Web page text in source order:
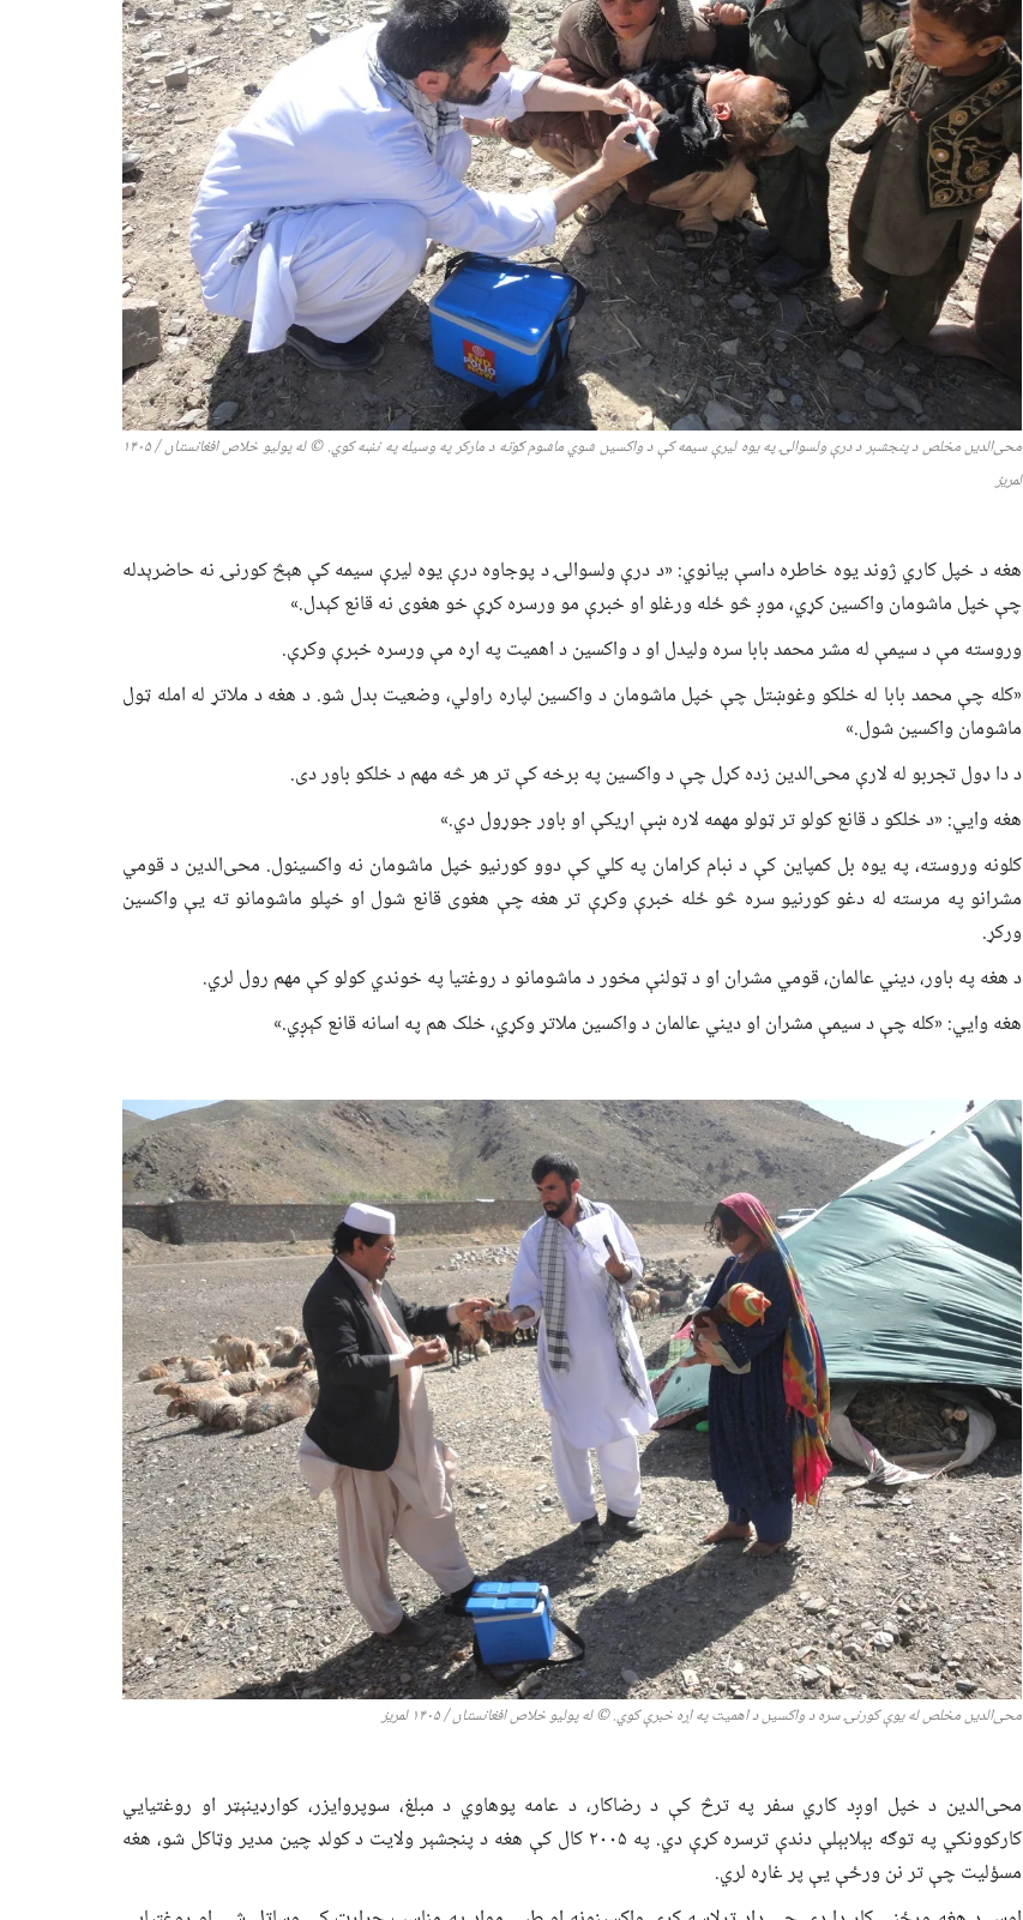
محی‌الدین مخلص د پنجشېر د درې ولسوالۍ په یوه لیرې سیمه کې د واکسین شوي ماشوم ګوته د مارکر په وسیله په نښه کوي. © له پولیو خلاص افغانستان / ۱۴۰۵
لمریز
هغه د خپل کاري ژوند یوه خاطره داسې بیانوي: «د درې ولسوالۍ د پوجاوه درې یوه لیرې سیمه کې هېڅ کورنۍ نه حاضرېدله
چې خپل ماشومان واکسین کړي، موږ څو ځله ورغلو او خبرې مو ورسره کړې خو هغوی نه قانع کېدل.»
وروسته مې د سیمې له مشر محمد بابا سره ولیدل او د واکسین د اهمیت په اړه مې ورسره خبرې وکړې.
«کله چې محمد بابا له خلکو وغوښتل چې خپل ماشومان د واکسین لپاره راولي، وضعیت بدل شو. د هغه د ملاتړ له امله ټول
ماشومان واکسین شول.»
د دا ډول تجربو له لارې محی‌الدین زده کړل چې د واکسین په برخه کې تر هر څه مهم د خلکو باور دی.
هغه وايي: «د خلکو د قانع کولو تر ټولو مهمه لاره ښې اړیکې او باور جوړول دي.»
کلونه وروسته، په یوه بل کمپاین کې د نبام کرامان په کلي کې دوو کورنیو خپل ماشومان نه واکسینول. محی‌الدین د قومي
مشرانو په مرسته له دغو کورنیو سره څو ځله خبرې وکړې تر هغه چې هغوی قانع شول او خپلو ماشومانو ته یې واکسین
ورکړ.
د هغه په باور، دیني عالمان، قومي مشران او د ټولنې مخور د ماشومانو د روغتیا په خوندي کولو کې مهم رول لري.
هغه وايي: «کله چې د سیمې مشران او دیني عالمان د واکسین ملاتړ وکړي، خلک هم په اسانه قانع کېږي.»
محی‌الدین مخلص له یوې کورنۍ سره د واکسین د اهمیت په اړه خبرې کوي.© له پولیو خلاص افغانستان / ۱۴۰۵ لمریز
محی‌الدین د خپل اوږد کاري سفر په ترڅ کې د رضاکار، د عامه پوهاوي د مبلغ، سوپروایزر، کوارډینېټر او روغتیايي
کارکوونکي په توګه بېلابېلې دندې ترسره کړې دي. په ۲۰۰۵ کال کې هغه د پنجشېر ولایت د کولډ چین مدیر وټاکل شو، هغه
مسؤلیت چې تر نن ورځې یې پر غاړه لري.